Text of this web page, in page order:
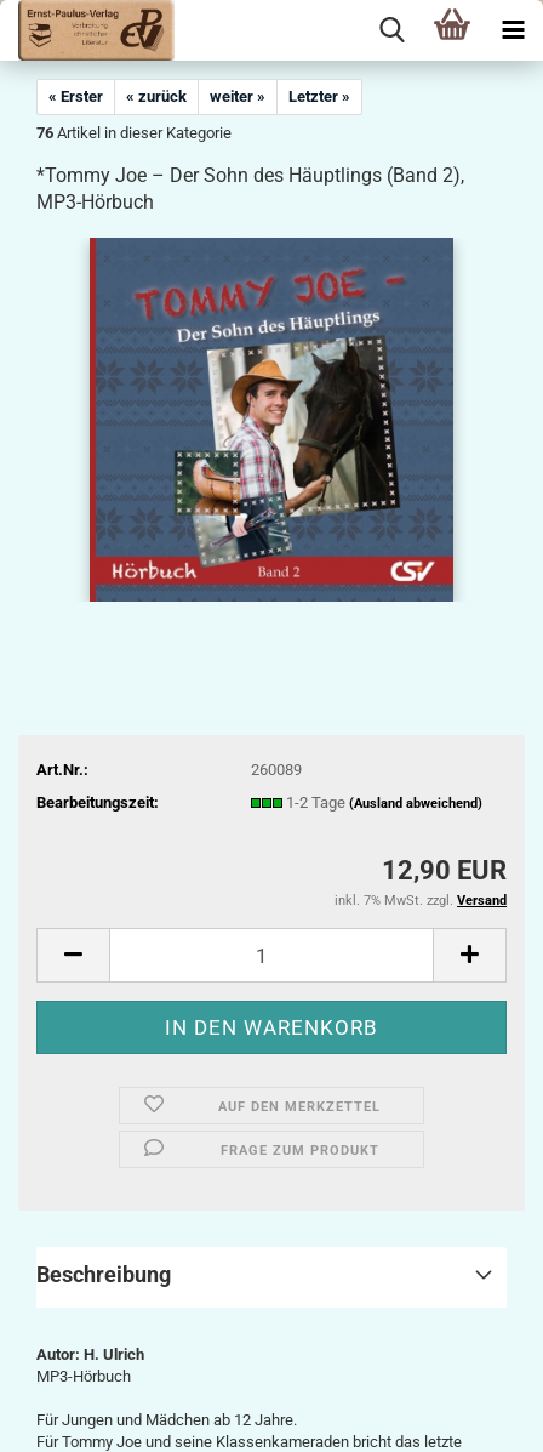
« Erster « zurück weiter »
Letzter »
76 Artikel in dieser Kategorie
*Tommy Joe – Der Sohn des Häuptlings (Band 2),
MP3-Hörbuch
Art.Nr.:
260089
Bearbeitungszeit:
1-2 Tage (Ausland abweichend)
12,90 EUR
inkl. 7% MwSt. zzgl. Versand
AUF DEN MERKZETTEL
FRAGE ZUM PRODUKT
Beschreibung
Autor: H. Ulrich
MP3-Hörbuch
Für Jungen und Mädchen ab 12 Jahre.
Für Tommy Joe und seine Klassenkameraden bricht das letzte